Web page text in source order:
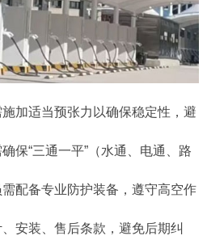
加适当预张力以确保稳定性，避
保“三通一平”（水通、电通、路
配备专业防护装备，遵守高空作
安装、售后条款，避免后期纠